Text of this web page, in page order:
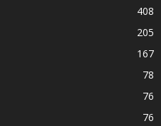
408
205
167
78
76
76